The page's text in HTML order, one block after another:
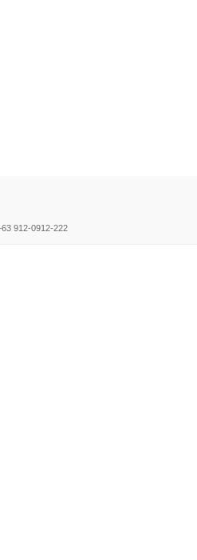
912-0912-222